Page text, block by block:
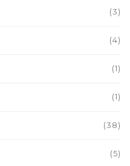
(3)
(4)
(1)
(1)
(38)
(5)